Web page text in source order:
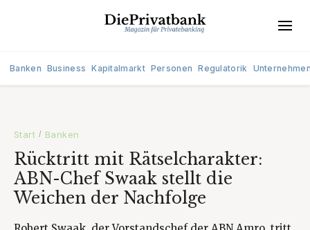
Banken Business Kapitalmarkt Personen Regulatorik
Start / Banken
Rücktritt mit Rätselcharakter:
ABN-Chef Swaak stellt die
Weichen der Nachfolge